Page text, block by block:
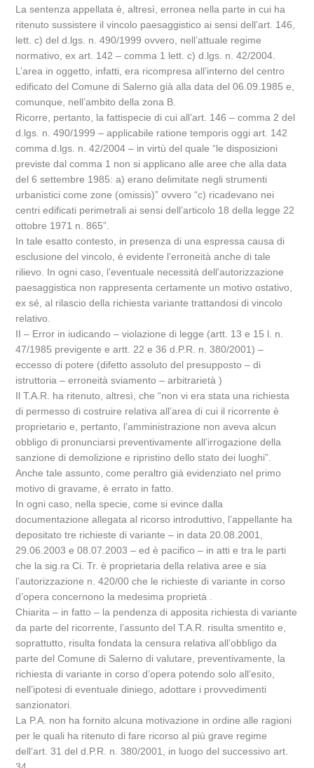
La sentenza appellata è, altresì, erronea nella parte in cui ha
ritenuto sussistere il vincolo paesaggistico ai sensi dell’art. 146,
lett. c) del d.lgs. n. 490/1999 ovvero, nell’attuale regime
normativo, ex art. 142 – comma 1 lett. c) d.lgs. n. 42/2004.
L’area in oggetto, infatti, era ricompresa all’interno del centro
edificato del Comune di Salerno già alla data del 06.09.1985 e,
comunque, nell’ambito della zona B.
Ricorre, pertanto, la fattispecie di cui all’art. 146 – comma 2 del
d.lgs. n. 490/1999 – applicabile ratione temporis oggi art. 142
comma d.lgs. n. 42/2004 – in virtù del quale “le disposizioni
previste dal comma 1 non si applicano alle aree che alla data
del 6 settembre 1985: a) erano delimitate negli strumenti
urbanistici come zone (omissis)” ovvero “c) ricadevano nei
centri edificati perimetrali ai sensi dell’articolo 18 della legge 22
ottobre 1971 n. 865”.
In tale esatto contesto, in presenza di una espressa causa di
esclusione del vincolo, è evidente l’erroneità anche di tale
rilievo. In ogni caso, l’eventuale necessità dell’autorizzazione
paesaggistica non rappresenta certamente un motivo ostativo,
ex sé, al rilascio della richiesta variante trattandosi di vincolo
relativo.
II – Error in iudicando – violazione di legge (artt. 13 e 15 l. n.
47/1985 previgente e artt. 22 e 36 d.P.R. n. 380/2001) –
eccesso di potere (difetto assoluto del presupposto – di
istruttoria – erroneità sviamento – arbitrarietà )
Il T.A.R. ha ritenuto, altresì, che “non vi era stata una richiesta
di permesso di costruire relativa all’area di cui il ricorrente è
proprietario e, pertanto, l’amministrazione non aveva alcun
obbligo di pronunciarsi preventivamente all’irrogazione della
sanzione di demolizione e ripristino dello stato dei luoghi”.
Anche tale assunto, come peraltro già evidenziato nel primo
motivo di gravame, è errato in fatto.
In ogni caso, nella specie, come si evince dalla
documentazione allegata al ricorso introduttivo, l’appellante ha
depositato tre richieste di variante – in data 20.08.2001,
29.06.2003 e 08.07.2003 – ed è pacifico – in atti e tra le parti
che la sig.ra Ci. Tr. è proprietaria della relativa aree e sia
l’autorizzazione n. 420/00 che le richieste di variante in corso
d’opera concernono la medesima proprietà .
Chiarita – in fatto – la pendenza di apposita richiesta di variante
da parte del ricorrente, l’assunto del T.A.R. risulta smentito e,
soprattutto, risulta fondata la censura relativa all’obbligo da
parte del Comune di Salerno di valutare, preventivamente, la
richiesta di variante in corso d’opera potendo solo all’esito,
nell’ipotesi di eventuale diniego, adottare i provvedimenti
sanzionatori.
La P.A. non ha fornito alcuna motivazione in ordine alle ragioni
per le quali ha ritenuto di fare ricorso al più grave regime
dell’art. 31 del d.P.R. n. 380/2001, in luogo del successivo art.